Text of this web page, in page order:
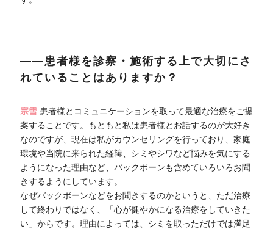
――患者様を診察・施術する上で大切にさ
れていることはありますか？
宗雪 患者様とコミュニケーションを取って最適な治療をご提
案することです。もともと私は患者様とお話するのが大好き
なのですが、現在は私がカウンセリングを行っており、家庭
環境や当院に来られた経緯、シミやシワなど悩みを気にする
ようになった理由など、バックボーンも含めていろいろお聞
きするようにしています。
なぜバックボーンなどをお聞きするのかというと、ただ治療
して終わりではなく、「心が健やかになる治療をしていきた
い」からです。理由によっては、シミを取っただけでは満足